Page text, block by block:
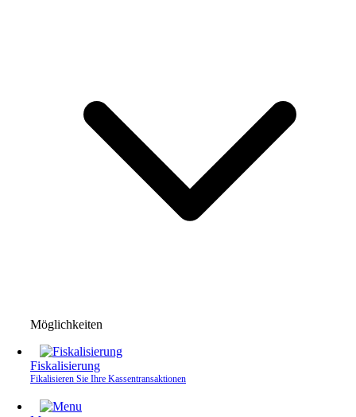
Möglichkeiten
Fiskalisierung
Fikalisieren Sie Ihre Kassen­transaktionen